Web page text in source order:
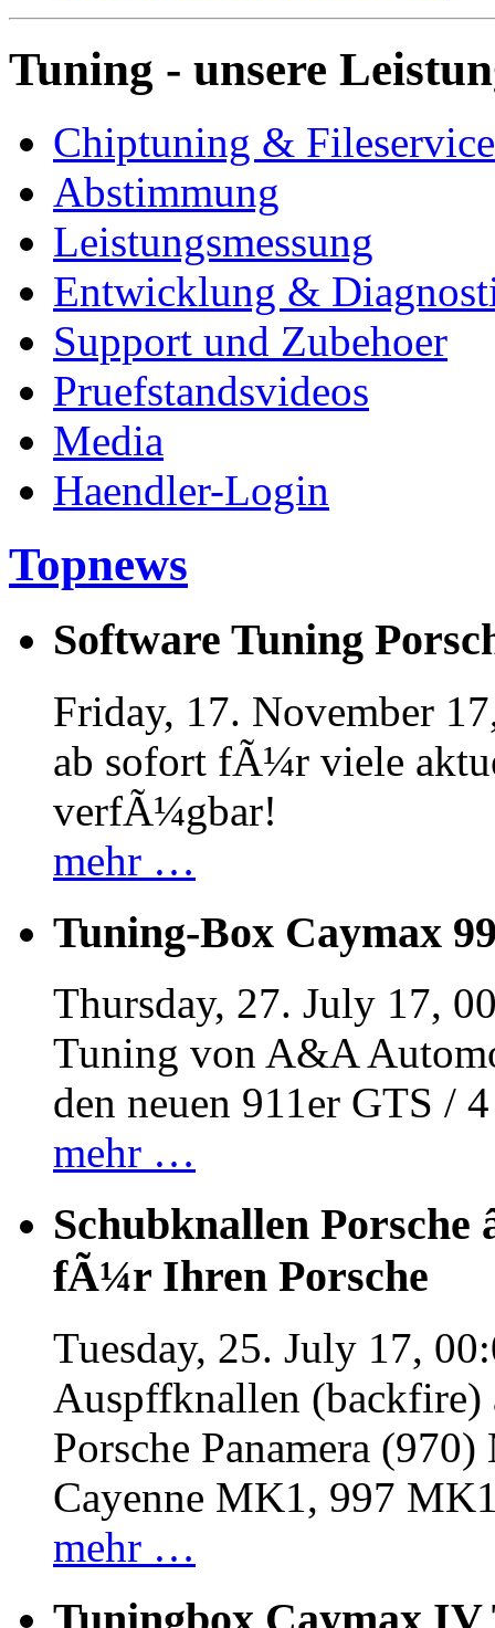
Tuning - unsere
Chiptuning & Fileservice
Abstimmung
Leistungsmessung
Entwicklung &
Support und Zubehoer
Pruefstandsvideos
Media
Haendler-Login
Topnews
Software Tuning
Friday, 17. November
ab sofort fÃ¼r viele
verfÃ¼gbar!
mehr …
Tuning-Box Caymax
Thursday, 27. July 17,
Tuning von A&A
den neuen 911er GTS /
mehr …
Schubknallen Porsche
fÃ¼r Ihren Porsche
Tuesday, 25. July 17,
Auspffknallen
Porsche Panamera
Cayenne MK1, 997
mehr …